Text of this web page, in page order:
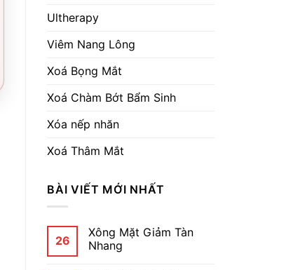
Ultherapy
Viêm Nang Lông
Xoá Bọng Mắt
Xoá Chàm Bớt Bẩm Sinh
Xóa nếp nhăn
Xoá Thâm Mắt
BÀI VIẾT MỚI NHẤT
26
Xông Mặt Giảm Tàn
Nhang